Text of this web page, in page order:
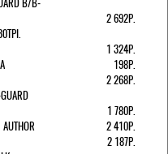
2 692Р.
1 324Р.
198Р.
2 268Р.
1 780Р.
2 410Р.
2 187Р.